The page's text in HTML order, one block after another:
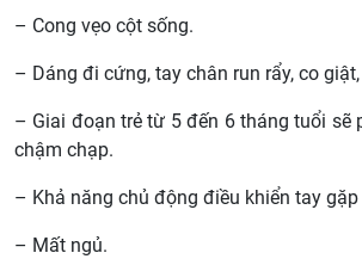
– Cong vẹo cột sống.
– Dáng đi cứng, tay chân run rẩy, co
– Giai đoạn trẻ từ 5 đến 6 tháng tuổi sẽ
chậm chạp.
– Khả năng chủ động điều khiển tay
– Mất ngủ.